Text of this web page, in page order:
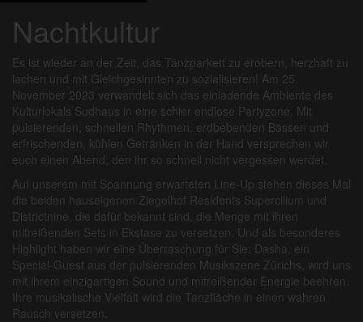
Nachtkultur
Es ist wieder an der Zeit, das Tanzparkett zu erobern, herzhaft zu
lachen und mit Gleichgesinnten zu sozialisieren! Am 25.
November 2023 verwandelt sich das einladende Ambiente des
Kulturlokals Sudhaus in eine schier endlose Partyzone. Mit
pulsierenden, schnellen Rhythmen, erdbebenden Bässen und
erfrischenden, kühlen Getränken in der Hand versprechen wir
euch einen Abend, den ihr so schnell nicht vergessen werdet.
Auf unserem mit Spannung erwarteten Line-Up stehen dieses Mal
die beiden hauseigenen Ziegelhof Residents Supercilium und
Districtnine, die dafür bekannt sind, die Menge mit ihren
mitreißenden Sets in Ekstase zu versetzen. Und als besonderes
Highlight haben wir eine Überraschung für Sie: Dasha, ein
Special-Guest aus der pulsierenden Musikszene Zürichs, wird uns
mit ihrem einzigartigen Sound und mitreißender Energie beehren.
Ihre musikalische Vielfalt wird die Tanzfläche in einen wahren
Rausch versetzen.